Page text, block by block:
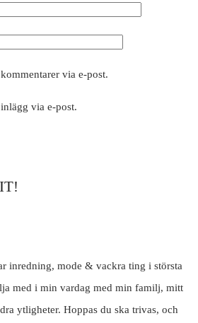
via e-post.
via e-post.
inredning, mode & vackra ting i största
med i min vardag med min familj, mitt
ytligheter. Hoppas du ska trivas, och